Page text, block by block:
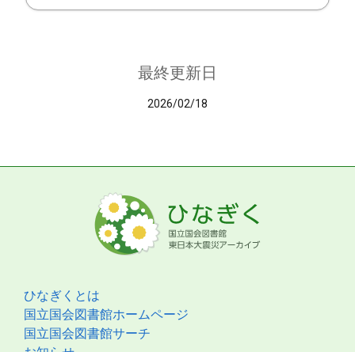
最終更新日
2026/02/18
ひなぎくとは
国立国会図書館ホームページ
国立国会図書館サーチ